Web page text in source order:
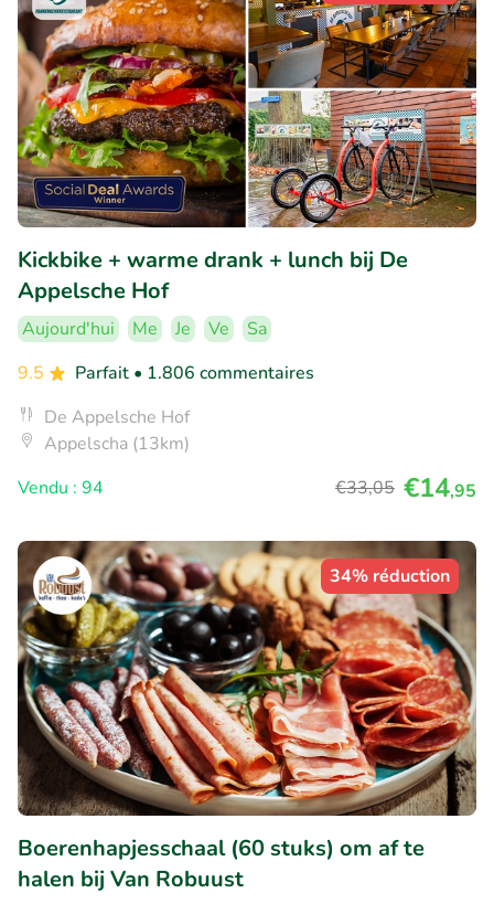
Kickbike + warme drank + lunch bij De
Appelsche Hof
Aujourd'hui Me Je Ve
Sa
9.5
Parfait • 1.806 commentaires
De Appelsche Hof
Appelscha (13km)
Vendu : 94
€33,05 €14,95
34% réduction
Boerenhapjesschaal (60 stuks) om af te
halen bij Van Robuust